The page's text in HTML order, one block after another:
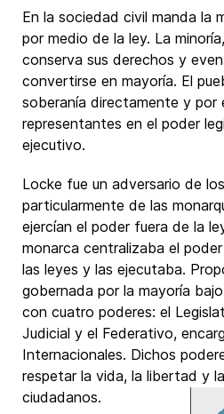
En la sociedad civil manda la
por medio de la ley. La
conserva sus derechos y
convertirse en mayoría. El
soberanía directamente y por
representantes en el poder
ejecutivo.
Locke fue un adversario de
particularmente de las
ejercían el poder fuera de la
monarca centralizaba el
las leyes y las ejecutaba.
gobernada por la mayoría
con cuatro poderes: el
Judicial y el Federativo,
Internacionales. Dichos
respetar la vida, la libertad y
ciudadanos.